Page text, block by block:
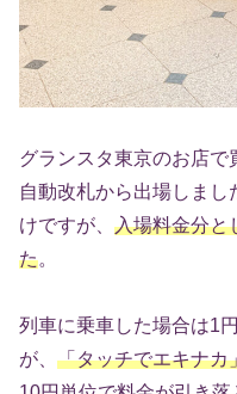
グランスタ東京のお店で
自動改札から出場しま
けですが、 入場料金分と
た。
列車に乗車した場合は1
が、 「タッチでエキナカ